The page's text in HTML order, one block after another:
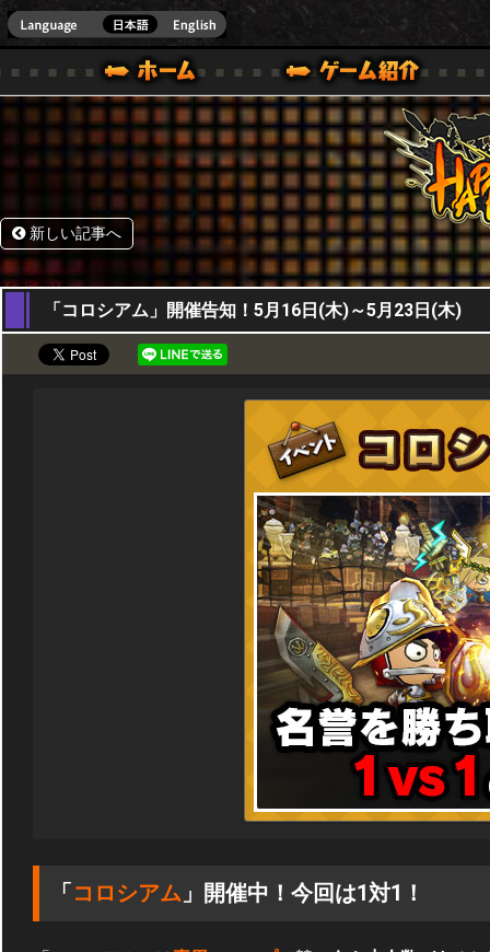
ONE VER.]
ガイド
ル｜HAPPY WARS(ハッピーウォーズ)公式サイト [ XBOX 360,XBOX ONE VER.]
サポート | HAPPY WARS(ハッピーウォーズ)公式サイ
新しい記事へ
16,05,2019
「コロシアム」開催告知！5月16日(木)～5月23日(木)
「 コロシアム」開催中！今回は1対1！